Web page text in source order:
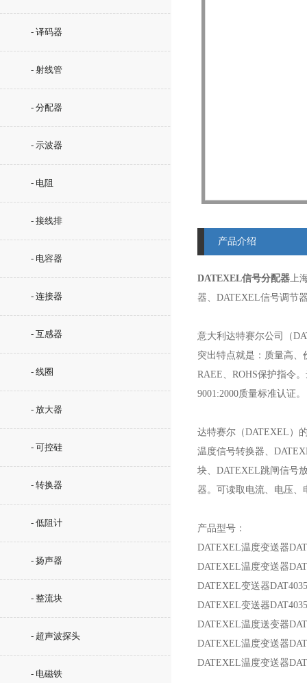
- 译码器
- 射线管
- 分配器
- 示波器
- 电阻
- 接线排
- 电容器
- 连接器
- 互感器
- 线圈
- 放大器
- 可控硅
- 转换器
- 低阻计
- 扬声器
- 整流块
- 超声波探头
- 电磁铁
产品介绍
DATEXEL信号分配器上
器、DATEXEL信号调节
意大利达特赛尔公司（
突出特点就是：质量高
RAEE、ROHS保护指令
9001:2000质量标准认证。
达特赛尔（DATEXEL）
温度信号转换器、
块、DATEXEL跳闸信号
器。可读取电流、电压、
产品型号：
DATEXEL温度变送器
DATEXEL温度变送器
DATEXEL变送器DAT4035
DATEXEL变送器DAT4035
DATEXEL温度送变器
DATEXEL温度变送器
DATEXEL温度变送器